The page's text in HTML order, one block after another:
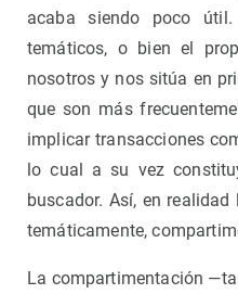
acaba siendo poco
temáticos, o bien el
nosotros y nos sitúa en
que son más
implicar transacciones
lo cual a su vez
buscador. Así, en
temáticamente,
La compartimentación